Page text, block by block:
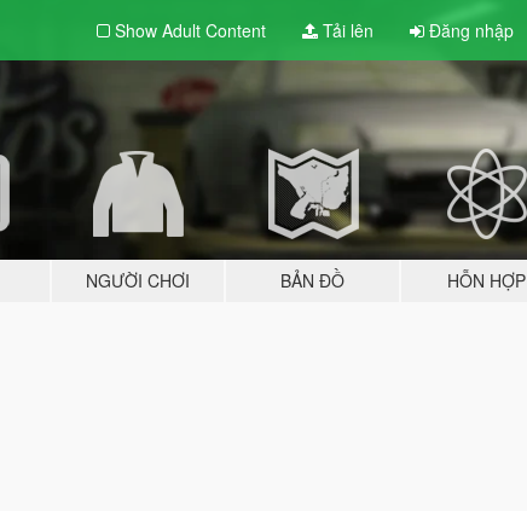
Show Adult Content Tải lên Đăng nhập
NGƯỜI CHƠI BẢN ĐỒ HỖN HỢP